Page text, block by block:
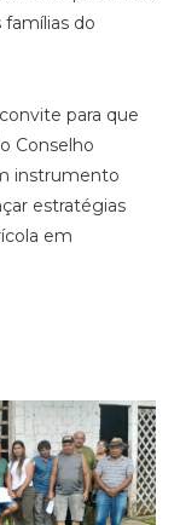
famílias do
para que
Conselho
instrumento
estratégias
em